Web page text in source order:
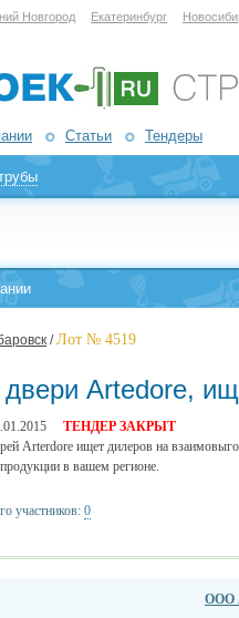
Новгород Екатеринбург
Статьи Тендеры
/Лот № 4519
Artedore,
ТЕНДЕР ЗАКРЫТ
Arterdore ищет дилеров на
в вашем регионе.
участников: 0
ООО